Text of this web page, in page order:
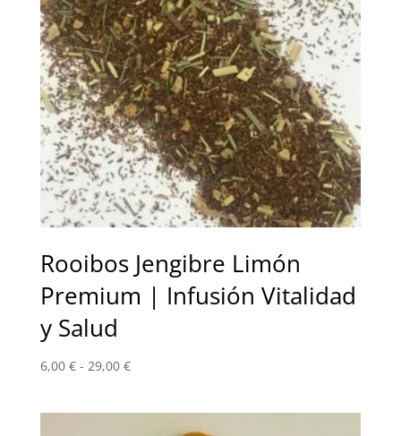
Rooibos Jengibre Limón
Premium | Infusión Vitalidad
y Salud
6,00 € - 29,00 €Rango